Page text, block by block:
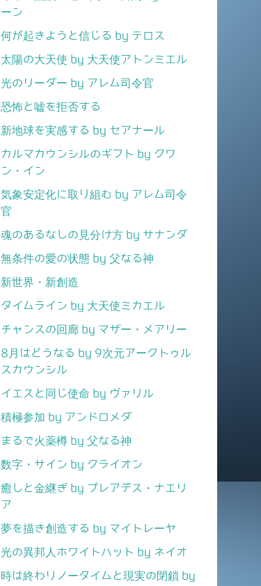
ーン
何が起きようと信じる by テロス
太陽の大天使 by 大天使アトンミエル
光のリーダー by アレム司令官
恐怖と嘘を拒否する
新地球を実感する by セアナール
カルマカウンシルのギフト by クワ
ン・イン
気象安定化に取り組む by アレム司令
官
魂のあるなしの見分け方 by サナンダ
無条件の愛の状態 by 父なる神
新世界・新創造
タイムライン by 大天使ミカエル
チャンスの回廊 by マザー・メアリー
8月はどうなる by 9次元アークトゥル
スカウンシル
イエスと同じ使命 by ヴァリル
積極参加 by アンドロメダ
まるで火薬樽 by 父なる神
数字・サイン by クライオン
癒しと金継ぎ by プレアデス・ナエリ
ア
夢を描き創造する by マイトレーヤ
光の異邦人ホワイトハット by ネイオ
時は終わりノータイムと現実の閉鎖 by